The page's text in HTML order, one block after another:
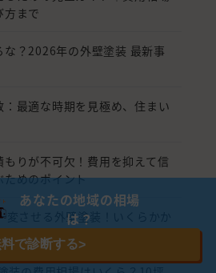
方まで
な？2026年の外壁塗装 最新事
最適な時期を見極め、住まい
りが不可欠！費用を抑えて信
ためのポイント
変させる外壁塗装！いくらかか
、安く抑える秘訣まで徹底解剖
あなたの地域の相場
は？
で診断する>